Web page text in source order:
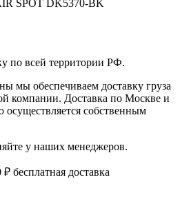
по всей территории РФ.
мы обеспечиваем доставку груза
компании. Доставка по Москве и
осуществляется собственным
у наших менеджеров.
бесплатная доставка